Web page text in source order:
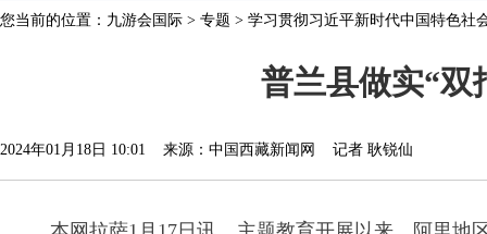
您当前的位置： 九游会国际 > 专题 > 学习贯彻习近平新时代中国特色社
普兰县做实“双
2024年01月18日 10:01 来源：中国西藏新闻网 记者 耿锐仙